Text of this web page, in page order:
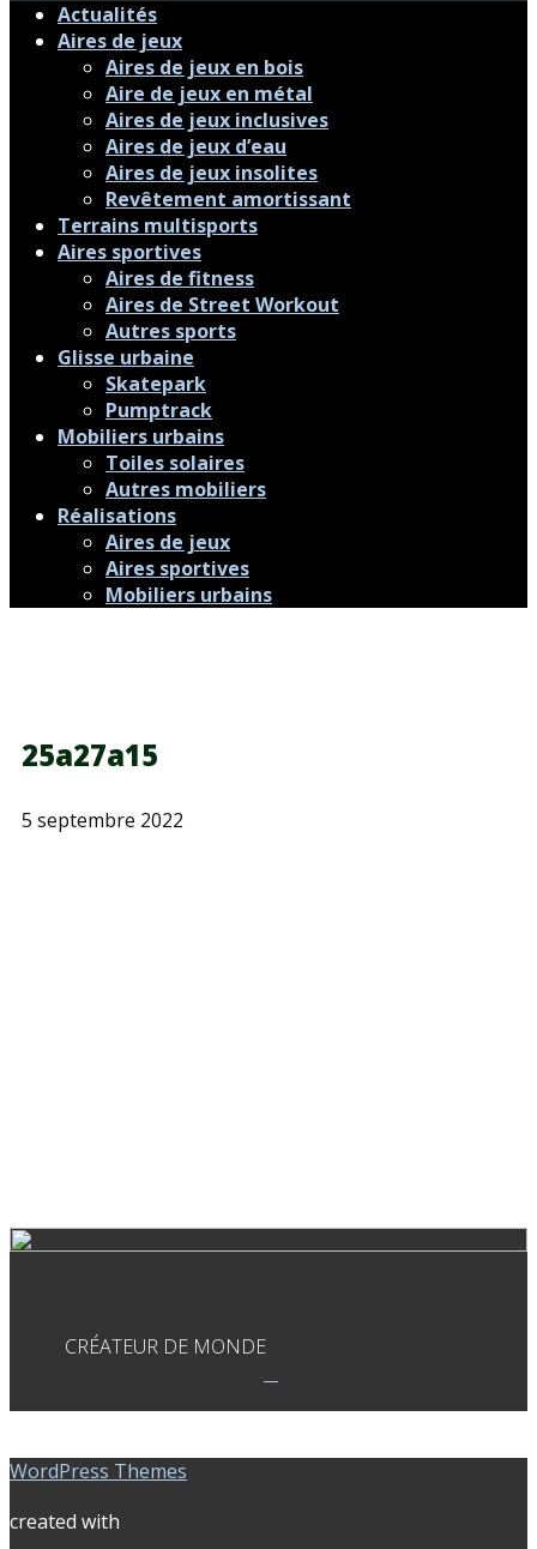
Actualités
Aires de jeux
Aires de jeux en bois
Aire de jeux en métal
Aires de jeux inclusives
Aires de jeux d’eau
Aires de jeux insolites
Revêtement amortissant
Terrains multisports
Aires sportives
Aires de fitness
Aires de Street Workout
Autres sports
Glisse urbaine
Skatepark
Pumptrack
Mobiliers urbains
Toiles solaires
Autres mobiliers
Réalisations
Aires de jeux
Aires sportives
Mobiliers urbains
25a27a15
5 septembre 2022
CRÉATEUR DE MONDE
WordPress Themes
created with